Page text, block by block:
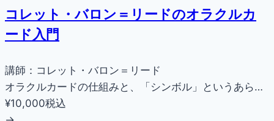
コレット・バロン＝リードのオラクルカ
ード入門
講師：コレット・バロン＝リード
オラクルカードの仕組みと、「シンボル」というあら…
¥10,000税込